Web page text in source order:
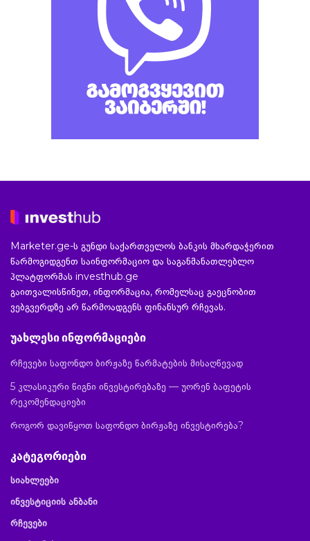
Marketer.ge-ს გუნდი საქართველოს ბანკის მხარდაჭერით
წარმოგიდგენთ საინფორმაციო და საგანმანათლებლო
პლატფორმას investhub.ge
გაითვალისწინეთ, ინფორმაცია, რომელსაც გაეცნობით
ვებგვერდზე არ წარმოადგენს ფინანსურ რჩევას.
უახლესი ინფორმაციები
რჩევები საფონდო ბირჟაზე წარმატების მისაღწევად
5 კლასიკური წიგნი ინვესტირებაზე — უორენ ბაფეტის
რეკომენდაციები
როგორ დავიწყოთ საფონდო ბირჟაზე ინვესტირება?
კატეგორიები
სიახლეები
ინვესტიციის ანბანი
რჩევები